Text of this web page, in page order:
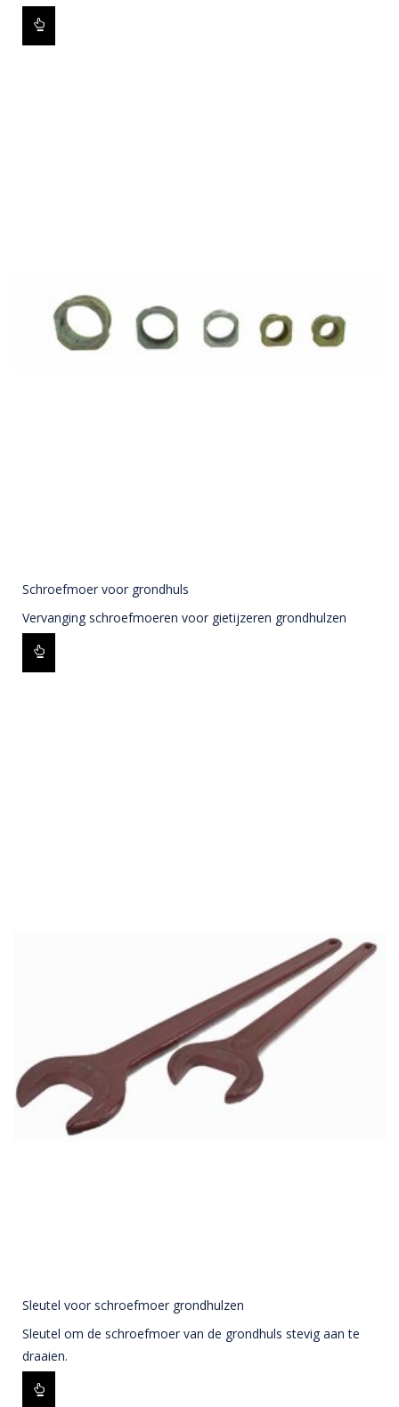
Schroefmoer voor grondhuls
Vervanging schroefmoeren voor gietijzeren grondhulzen
Sleutel voor schroefmoer grondhulzen
Sleutel om de schroefmoer van de grondhuls stevig aan te
draaien.